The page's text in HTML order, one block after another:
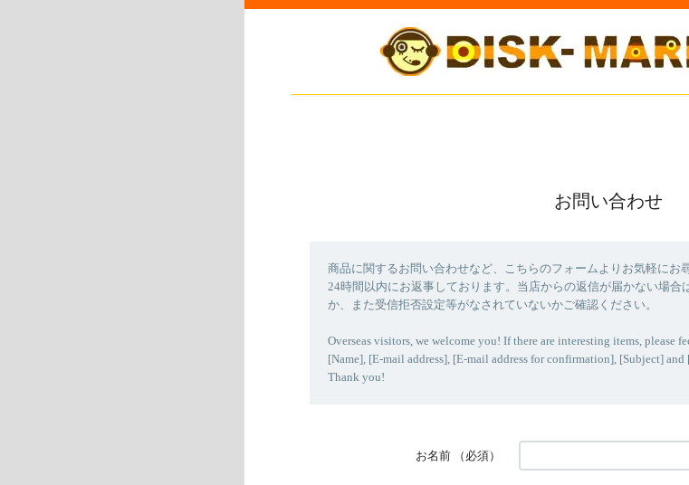
お問い合わせ
商品に関するお問い合わせなど、こちらのフォームよりお気軽にお
24時間以内にお返事しております。当店からの返信が届かない場合
か、また受信拒否設定等がなされていないかご確認ください。
Overseas visitors, we welcome you! If there are interesting items, please
[Name], [E-mail address], [E-mail address for confirmation], [Subject]
Thank you!
お名前 （必須）